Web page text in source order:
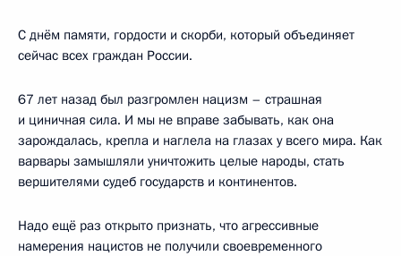
С днём памяти, гордости и скорби, который объединяет
сейчас всех граждан России.
67 лет назад был разгромлен нацизм – страшная
и циничная сила. И мы не вправе забывать, как она
зарождалась, крепла и наглела на глазах у всего мира. Как
варвары замышляли уничтожить целые народы, стать
вершителями судеб государств и континентов.
Надо ещё раз открыто признать, что агрессивные
намерения нацистов не получили своевременного